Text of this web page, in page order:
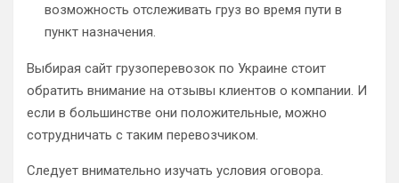
возможность отслеживать груз во время пути в
пункт назначения.
Выбирая сайт грузоперевозок по Украине стоит
обратить внимание на отзывы клиентов о компании. И
если в большинстве они положительные, можно
сотрудничать с таким перевозчиком.
Следует внимательно изучать условия оговора.